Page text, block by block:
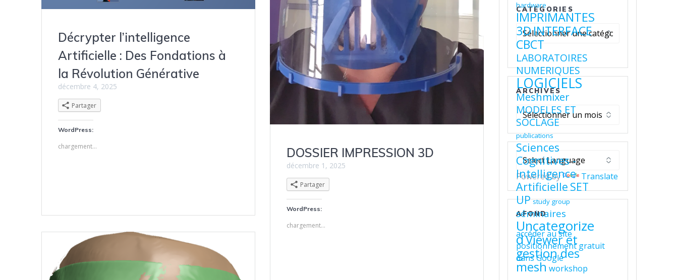
Décrypter l’intelligence
Artificielle : Des Fondations à
la Révolution Générative
décembre 4, 2025
Partager
WordPress:
chargement… DOSSIER IMPRESSION 3D
décembre 1, 2025
Partager
WordPress:
chargement…
hardware
IMPRIMANTES
3DINTERFACE
CBCT
LABORATOIRES
NUMERIQUES
LOGICIELS
Meshmixer
MODELES ET
SOCLAGE
publications
Sciences
Cognitives -
Intelligence
ArtificielleSET
UP study group
séminaires
Uncategorize
dViewer et
gestion des
mesh workshop
CATÉGORIES
Catégories
ARCHIVES
Archives
Powered by Translate
AFOND
accéder au site
positionnement gratuit
dans Google